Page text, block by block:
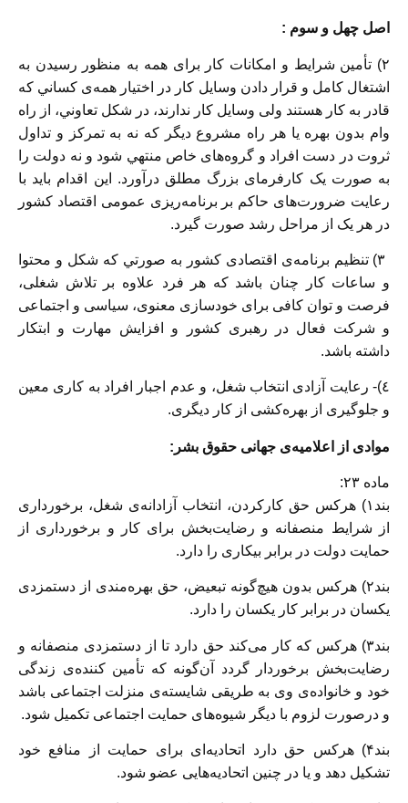
اصل چهل و سوم :
٢) تأمين شرايط و امكانات كار برای همه به منظور رسيدن به
اشتغال كامل و قرار دادن وسایل كار در اختيار همه‌ی كساني كه
قادر به كار هستند ولی وسایل كار ندارند، در شكل تعاوني، از راه
وام بدون بهره يا هر راه مشروع ديگر كه نه به تمركز و تداول
ثروت در دست افراد و گروه‌های خاص منتهي شود و نه دولت را
به صورت يک كارفرمای بزرگ مطلق درآورد. اين اقدام بايد با
رعايت ضرورت‌های حاكم بر برنامه‌ريزی عمومی اقتصاد كشور
در هر يک از مراحل رشد صورت گيرد.
٣) تنظيم برنامه‌ی اقتصادی كشور به صورتي كه شكل و محتوا
و ساعات كار چنان باشد كه هر فرد علاوه بر تلاش شغلی،
فرصت و توان كافی برای خودسازی معنوی، سياسی و اجتماعی
و شركت فعال در رهبری كشور و افزايش مهارت و ابتكار
داشته باشد.
٤)- رعايت آزادی انتخاب شغل، و عدم اجبار افراد به كاری معين
و جلوگيری از بهره‌كشی از كار ديگری.
موادی از اعلاميه‌ی جهانی حقوق بشر:
ماده ۲۳:
بند۱) هرکس حق کارکردن، انتخاب آزادانه‌ی شغل، برخورداری
از شرایط منصفانه و رضایت‌بخش برای کار و برخورداری از
حمایت دولت در برابر بیکاری را دارد.
بند۲) هرکس بدون هیچ‌گونه تبعیض، حق بهره‌مندی از دستمزدی
یکسان در برابر کار یکسان را دارد.
بند۳) هرکس که کار می‌کند حق دارد تا از دستمزدی منصفانه و
رضایت‌بخش برخوردار گردد آن‌گونه که تأمین کننده‌ی زندگی
خود و خانواده‌ی وی به طریقی شایسته‌ی منزلت اجتماعی باشد
و درصورت لزوم با دیگر شیوه‌های حمایت اجتماعی تکمیل شود.
بند۴) هرکس حق دارد اتحادیه‌ای برای حمایت از منافع خود
تشکیل دهد و یا در چنین اتحادیه‌هایی عضو شود.